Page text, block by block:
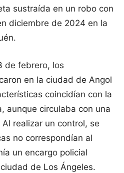
sustraída en un robo con
diciembre de 2024 en la
de febrero, los
en la ciudad de Angol
coincidían con la
aunque circulaba con una
realizar un control, se
no correspondían al
un encargo policial
de Los Ángeles.